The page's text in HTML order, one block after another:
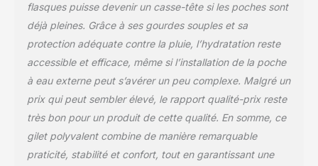
flasques puisse devenir un casse-tête si les poches sont
déjà pleines. Grâce à ses gourdes souples et sa
protection adéquate contre la pluie, l’hydratation reste
accessible et efficace, même si l’installation de la poche
à eau externe peut s’avérer un peu complexe. Malgré un
prix qui peut sembler élevé, le rapport qualité-prix reste
très bon pour un produit de cette qualité. En somme, ce
gilet polyvalent combine de manière remarquable
praticité, stabilité et confort, tout en garantissant une